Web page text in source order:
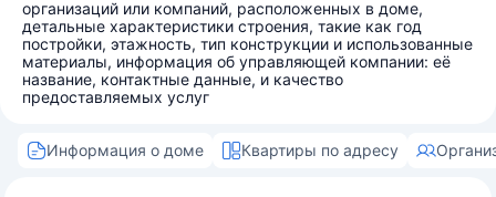
организаций или компаний, расположенных в доме,
детальные характеристики строения, такие как год
постройки, этажность, тип конструкции и использованные
материалы, информация об управляющей компании: её
название, контактные данные, и качество
предоставляемых услуг
Информация о доме Квартиры по адресу